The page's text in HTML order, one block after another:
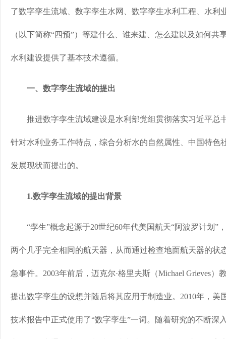
了数字孪生流域、数字孪生水网、数字孪生水利工程、水
（以下简称“四预”）等建什么、谁来建、怎么建以及如何共
水利建设提供了基本技术遵循。
一、数字孪生流域的提出
推进数字孪生流域建设是水利部党组贯彻落实习近平总
针对水利业务工作特点，综合分析水的自然属性、中国特色
发展现状而提出的。
1.数字孪生流域的提出背景
“孪生”概念起源于20世纪60年代美国航天“阿波罗计划”
两个几乎完全相同的航天器，从而通过检查地面航天器的状
急事件。2003年前后，迈克尔·格里夫斯（Michael Grieves
提出数字孪生的设想并随后将其应用于制造业。2010年，美
技术报告中正式使用了“数字孪生”一词。随着研究的不断深